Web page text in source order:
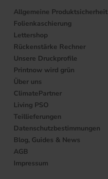
Allgemeine Produktsicherheit
Folienkaschierung
Lettershop
Rückenstärke Rechner
Unsere Druckprofile
Printnow wird grün
Über uns
ClimatePartner
Living PSO
Teillieferungen
Datenschutzbestimmungen
Blog, Guides & News
AGB
Impressum